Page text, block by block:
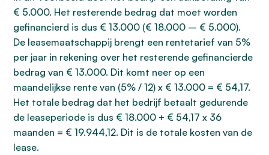
€ 5.000. Het resterende bedrag dat moet worden
gefinancierd is dus € 13.000 (€ 18.000 – € 5.000).
De leasemaatschappij brengt een rentetarief van 5%
per jaar in rekening over het resterende gefinancierde
bedrag van € 13.000. Dit komt neer op een
maandelijkse rente van (5% / 12) x € 13.000 = € 54,17.
Het totale bedrag dat het bedrijf betaalt gedurende
de leaseperiode is dus € 18.000 + € 54,17 x 36
maanden = € 19.944,12. Dit is de totale kosten van de
lease.